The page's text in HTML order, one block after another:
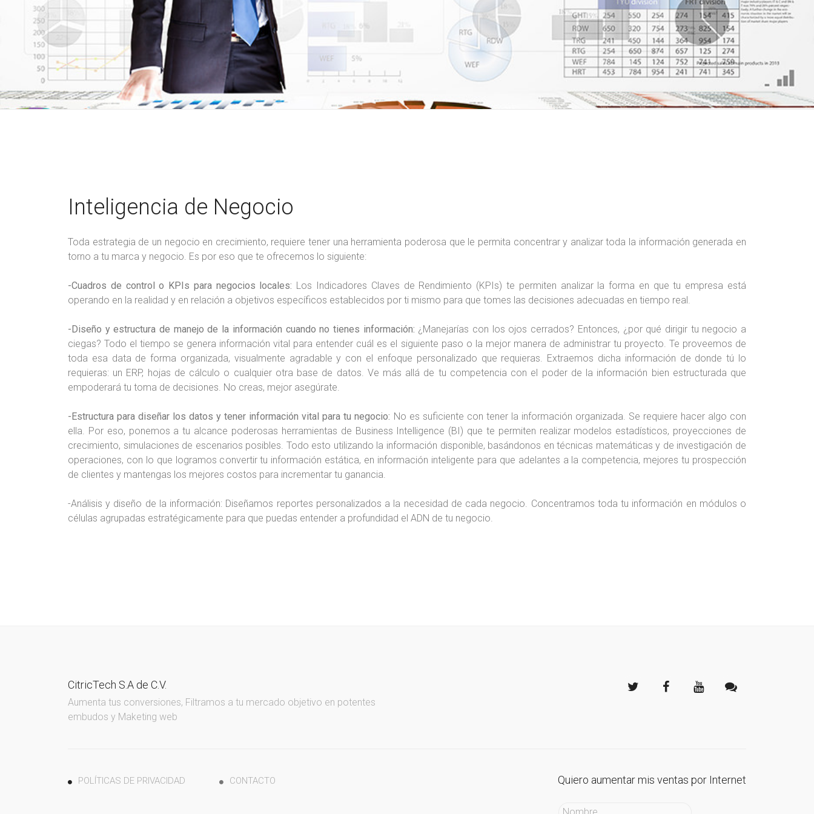
Inteligencia de Negocio
Toda estrategia de un negocio en crecimiento, requiere tener una herramienta poderosa que le permita concentrar y analizar toda la información generada en
torno a tu marca y negocio. Es por eso que te ofrecemos lo siguiente:
-Cuadros de control o KPIs para negocios locales: Los Indicadores Claves de Rendimiento (KPIs) te permiten analizar la forma en que tu empresa está
operando en la realidad y en relación a objetivos específicos establecidos por ti mismo para que tomes las decisiones adecuadas en tiempo real.
-Diseño y estructura de manejo de la información cuando no tienes información: ¿Manejarías con los ojos cerrados? Entonces, ¿por qué dirigir tu negocio a
ciegas? Todo el tiempo se genera información vital para entender cuál es el siguiente paso o la mejor manera de administrar tu proyecto. Te proveemos de
toda esa data de forma organizada, visualmente agradable y con el enfoque personalizado que requieras. Extraemos dicha información de donde tú lo
requieras: un ERP, hojas de cálculo o cualquier otra base de datos. Ve más allá de tu competencia con el poder de la información bien estructurada que
empoderará tu toma de decisiones. No creas, mejor asegúrate.
-Estructura para diseñar los datos y tener información vital para tu negocio: No es suficiente con tener la información organizada. Se requiere hacer algo con
ella. Por eso, ponemos a tu alcance poderosas herramientas de Business Intelligence (BI) que te permiten realizar modelos estadísticos, proyecciones de
crecimiento, simulaciones de escenarios posibles. Todo esto utilizando la información disponible, basándonos en técnicas matemáticas y de investigación de
operaciones, con lo que logramos convertir tu información estática, en información inteligente para que adelantes a la competencia, mejores tu prospección
de clientes y mantengas los mejores costos para incrementar tu ganancia.
-Análisis y diseño de la información: Diseñamos reportes personalizados a la necesidad de cada negocio. Concentramos toda tu información en módulos o
células agrupadas estratégicamente para que puedas entender a profundidad el ADN de tu negocio.
CitricTech S.A de C.V.
Aumenta tus conversiones, Filtramos a tu mercado objetivo en potentes
embudos y Maketing web
POLÍTICAS DE PRIVACIDAD CONTACTO Quiero aumentar mis ventas por Internet